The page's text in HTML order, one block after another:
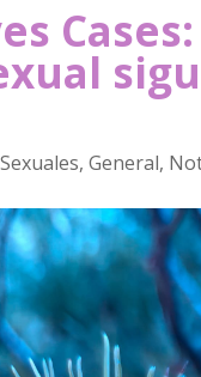
,General,